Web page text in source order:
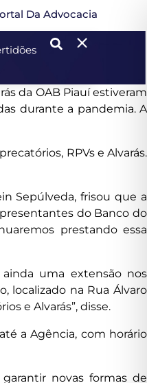
Da Advocacia
da OAB Piauí estiveram
durante a pandemia. A
RPVs e Alvarás.
Sepúlveda, frisou que a
do Banco do
prestando essa
uma extensão nos
localizado na Rua Álvaro
e Alvarás”, disse.
a Agência, com horário
novas formas de